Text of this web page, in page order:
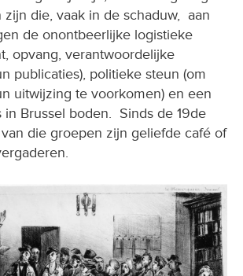
die, vaak in de schaduw, aan
de onontbeerlijke logistieke
opvang, verantwoordelijke
publicaties), politieke steun (om
uitwijzing te voorkomen) en een
in Brussel boden. Sinds de 19de
die groepen zijn geliefde café of